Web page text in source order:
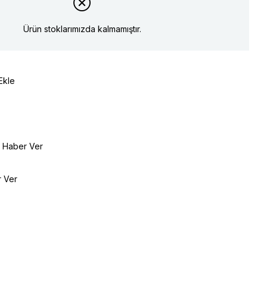
Ürün stoklarımızda kalmamıştır.
Haber Ver
Ver